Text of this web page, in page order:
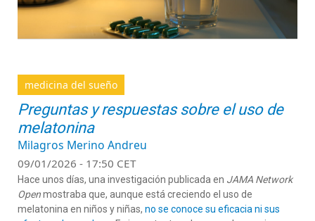
medicina del sueño
Preguntas y respuestas sobre el uso de
melatonina
Milagros Merino Andreu
09/01/2026 - 17:50 CET
Hace unos días, una investigación publicada en JAMA Network
Openmostraba que, aunque está creciendo el uso de
melatonina en niños y niñas, no se conoce su eficacia ni sus